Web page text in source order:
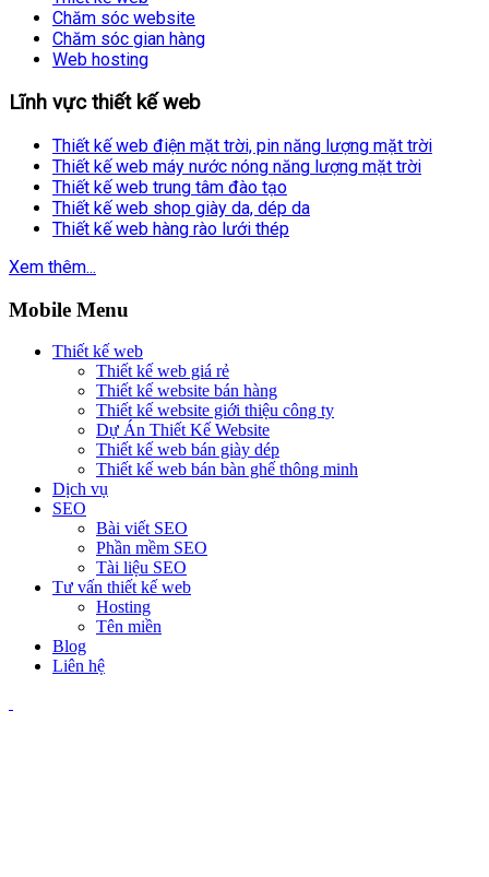
Chăm sóc website
Chăm sóc gian hàng
Web hosting
Lĩnh vực thiết kế web
Thiết kế web điện mặt trời, pin năng lượng mặt trời
Thiết kế web máy nước nóng năng lượng mặt trời
Thiết kế web trung tâm đào tạo
Thiết kế web shop giày da, dép da
Thiết kế web hàng rào lưới thép
Xem thêm...
Mobile Menu
Thiết kế web
Thiết kế web giá rẻ
Thiết kế website bán hàng
Thiết kế website giới thiệu công ty
Dự Án Thiết Kế Website
Thiết kế web bán giày dép
Thiết kế web bán bàn ghế thông minh
Dịch vụ
SEO
Bài viết SEO
Phần mềm SEO
Tài liệu SEO
Tư vấn thiết kế web
Hosting
Tên miền
Blog
Liên hệ